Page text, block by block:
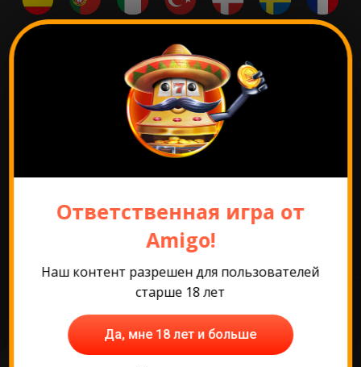
Перейти к промо
Самые популярные
игры
Ответственная игра от
Amigo!
Наш контент разрешен для пользователей
старше 18 лет
Да, мне 18 лет и больше